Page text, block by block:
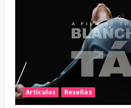
Artículos Reseñas